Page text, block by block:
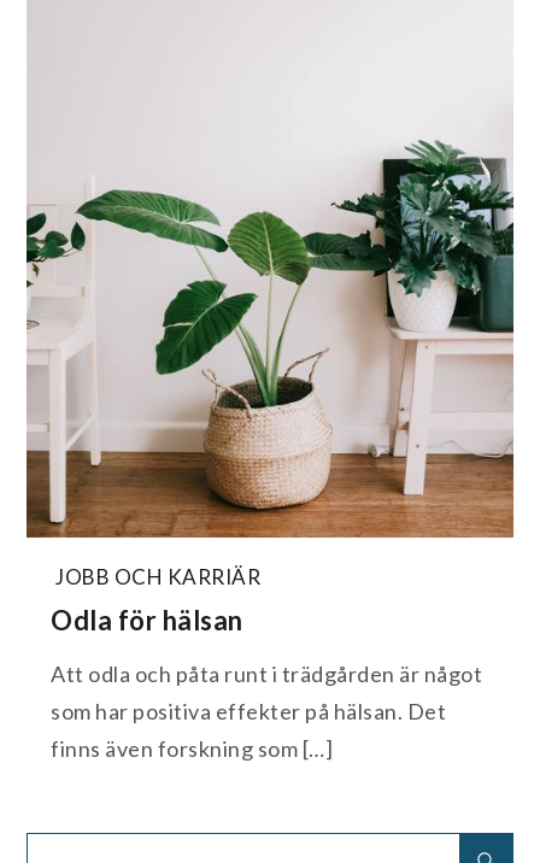
JOBB OCH KARRIÄR
Odla för hälsan
Att odla och påta runt i trädgården är något
som har positiva effekter på hälsan. Det
finns även forskning som […]